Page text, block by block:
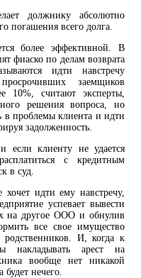
должнику абсолютно
погашения всего долга.
более эффективной. В
фиаско по делам возврата
идти навстречу
заемщиков
10%, считают эксперты,
решения вопроса, но
в проблемы клиента и идти
задолженность.
если клиенту не удается
с кредитным
в суд.
идти ему навстречу,
успевает вывести
на другое ООО и обнулив
все свое имущество
И, когда к
накладывать арест на
вообще нет никакой
будет нечего.